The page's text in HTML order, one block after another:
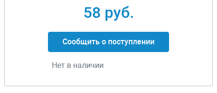
58 руб.
Сообщить о поступлении
Нет в наличии